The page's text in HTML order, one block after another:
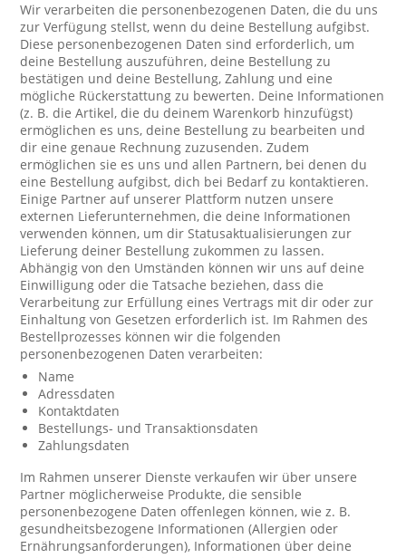
Wir verarbeiten die personenbezogenen Daten, die du uns
zur Verfügung stellst, wenn du deine Bestellung aufgibst.
Diese personenbezogenen Daten sind erforderlich, um
deine Bestellung auszuführen, deine Bestellung zu
bestätigen und deine Bestellung, Zahlung und eine
mögliche Rückerstattung zu bewerten. Deine Informationen
(z. B. die Artikel, die du deinem Warenkorb hinzufügst)
ermöglichen es uns, deine Bestellung zu bearbeiten und
dir eine genaue Rechnung zuzusenden. Zudem
ermöglichen sie es uns und allen Partnern, bei denen du
eine Bestellung aufgibst, dich bei Bedarf zu kontaktieren.
Einige Partner auf unserer Plattform nutzen unsere
externen Lieferunternehmen, die deine Informationen
verwenden können, um dir Statusaktualisierungen zur
Lieferung deiner Bestellung zukommen zu lassen.
Abhängig von den Umständen können wir uns auf deine
Einwilligung oder die Tatsache beziehen, dass die
Verarbeitung zur Erfüllung eines Vertrags mit dir oder zur
Einhaltung von Gesetzen erforderlich ist. Im Rahmen des
Bestellprozesses können wir die folgenden
personenbezogenen Daten verarbeiten:
Name
Adressdaten
Kontaktdaten
Bestellungs- und Transaktionsdaten
Zahlungsdaten
Im Rahmen unserer Dienste verkaufen wir über unsere
Partner möglicherweise Produkte, die sensible
personenbezogene Daten offenlegen können, wie z. B.
gesundheitsbezogene Informationen (Allergien oder
Ernährungsanforderungen), Informationen über deine